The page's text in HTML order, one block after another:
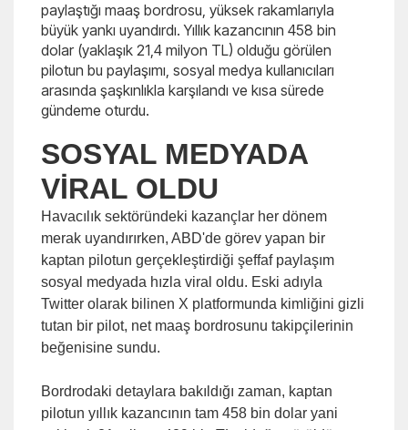
paylaştığı maaş bordrosu, yüksek rakamlarıyla
büyük yankı uyandırdı. Yıllık kazancının 458 bin
dolar (yaklaşık 21,4 milyon TL) olduğu görülen
pilotun bu paylaşımı, sosyal medya kullanıcıları
arasında şaşkınlıkla karşılandı ve kısa sürede
gündeme oturdu.
SOSYAL MEDYADA
VİRAL OLDU
Havacılık sektöründeki kazançlar her dönem
merak uyandırırken, ABD'de görev yapan bir
kaptan pilotun gerçekleştirdiği şeffaf paylaşım
sosyal medyada hızla viral oldu. Eski adıyla
Twitter olarak bilinen X platformunda kimliğini gizli
tutan bir pilot, net maaş bordrosunu takipçilerinin
beğenisine sundu.
Bordrodaki detaylara bakıldığı zaman, kaptan
pilotun yıllık kazancının tam 458 bin dolar yani